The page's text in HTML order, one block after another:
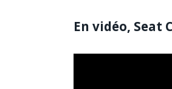
En vidéo, Seat